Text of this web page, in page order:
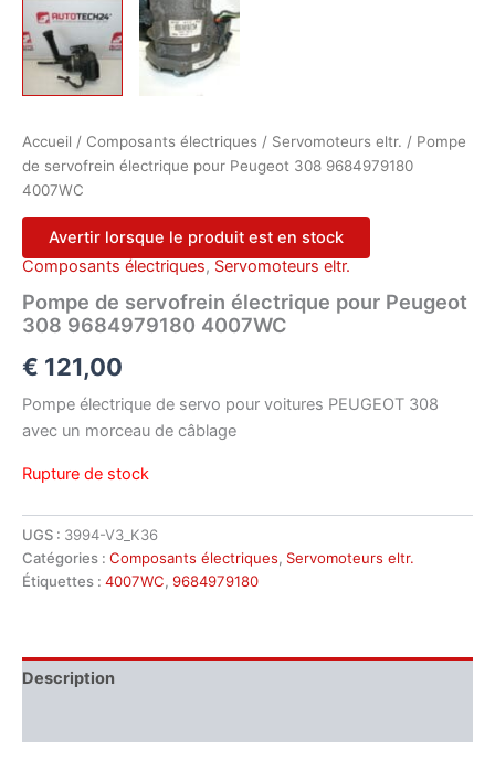
Accueil / Composants électriques / Servomoteurs eltr. / Pompe
de servofrein électrique pour Peugeot 308 9684979180
4007WC
Avertir lorsque le produit est en stock
Composants électriques, Servomoteurs eltr.
Pompe de servofrein électrique pour Peugeot
308 9684979180 4007WC
€ 121,00
Pompe électrique de servo pour voitures PEUGEOT 308
avec un morceau de câblage
Rupture de stock
UGS : 3994-V3_K36
Catégories : Composants électriques, Servomoteurs eltr.
Étiquettes : 4007WC, 9684979180
Description